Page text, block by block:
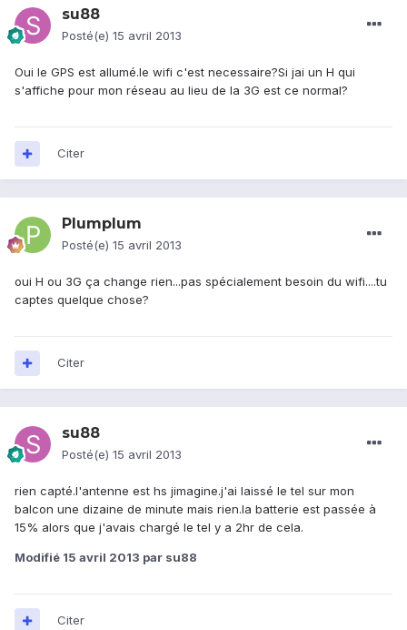
su88
Posté(e) 15 avril 2013
Oui le GPS est allumé.le wifi c'est necessaire?Si jai un H qui
s'affiche pour mon réseau au lieu de la 3G est ce normal?
Citer
Plumplum
Posté(e) 15 avril 2013
oui H ou 3G ça change rien...pas spécialement besoin du wifi....tu
captes quelque chose?
Citer
su88
Posté(e) 15 avril 2013
rien capté.l'antenne est hs jimagine.j'ai laissé le tel sur mon
balcon une dizaine de minute mais rien.la batterie est passée à
15% alors que j'avais chargé le tel y a 2hr de cela.
Modifié 15 avril 2013 par su88
Citer